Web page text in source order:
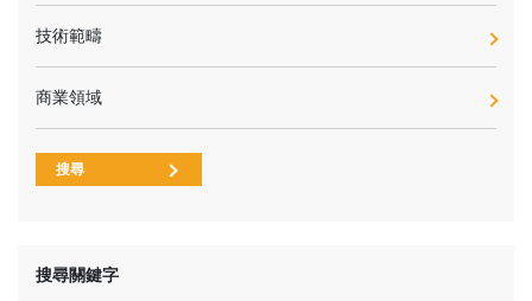
技術範疇
商業領域
搜尋
搜尋關鍵字